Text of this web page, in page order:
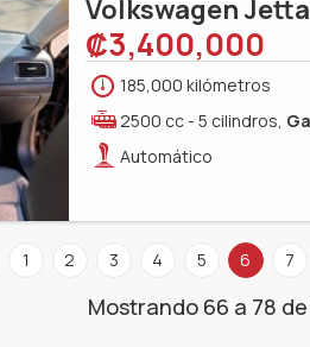
Volkswagen Jetta
‎₡3,400,000
185,000 kilómetros
2500 cc - 5 cilindros,
Automático
1 2 3 4 5 6 7
Mostrando 66 a 78